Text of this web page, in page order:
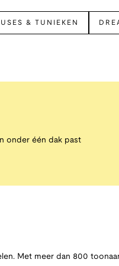
& TUNIEKEN
onder één dak past
Met meer dan 800